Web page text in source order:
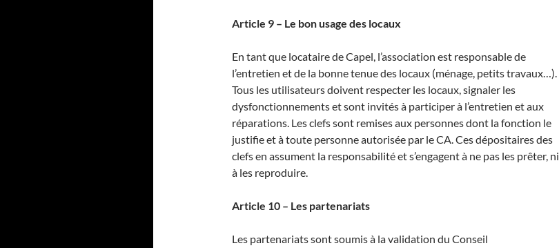
Article 9 – Le bon usage des locaux
En tant que locataire de Capel, l’association est responsable de
l’entretien et de la bonne tenue des locaux (ménage, petits travaux…).
Tous les utilisateurs doivent respecter les locaux, signaler les
dysfonctionnements et sont invités à participer à l’entretien et aux
réparations. Les clefs sont remises aux personnes dont la fonction le
justifie et à toute personne autorisée par le CA. Ces dépositaires des
clefs en assument la responsabilité et s’engagent à ne pas les prêter, ni
à les reproduire.
Article 10 – Les partenariats
Les partenariats sont soumis à la validation du Conseil